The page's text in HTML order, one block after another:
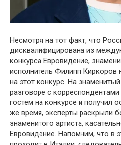
Несмотря на тот факт, что
дисквалифицирована из
конкурса Евровидение,
исполнитель Филипп Киркоров
на этот конкурс. На
разговоре с корреспондентами
гостем на конкурсе и получил
же время, эксперты раскрыли
знаменитого артиста,
Евровидениe. Напомним, что в